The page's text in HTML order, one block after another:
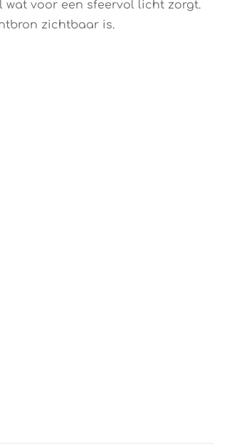
voor een sfeervol licht zorgt.
zichtbaar is.